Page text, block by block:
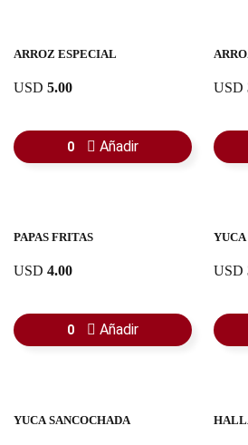
ARROZ ESPECIAL
USD 5.00
0 Añadir
USD
PAPAS FRITAS
USD 4.00
0 Añadir
USD
YUCA SANCOCHADA